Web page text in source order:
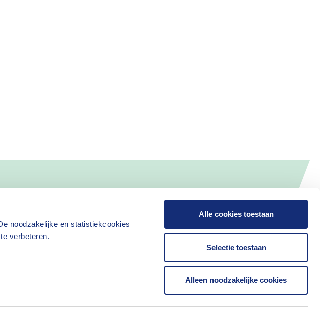
noodzakelijke en statistiekcookies
verbeteren.
Alle cookies toestaan
Selectie toestaan
Alleen noodzakelijke cookies